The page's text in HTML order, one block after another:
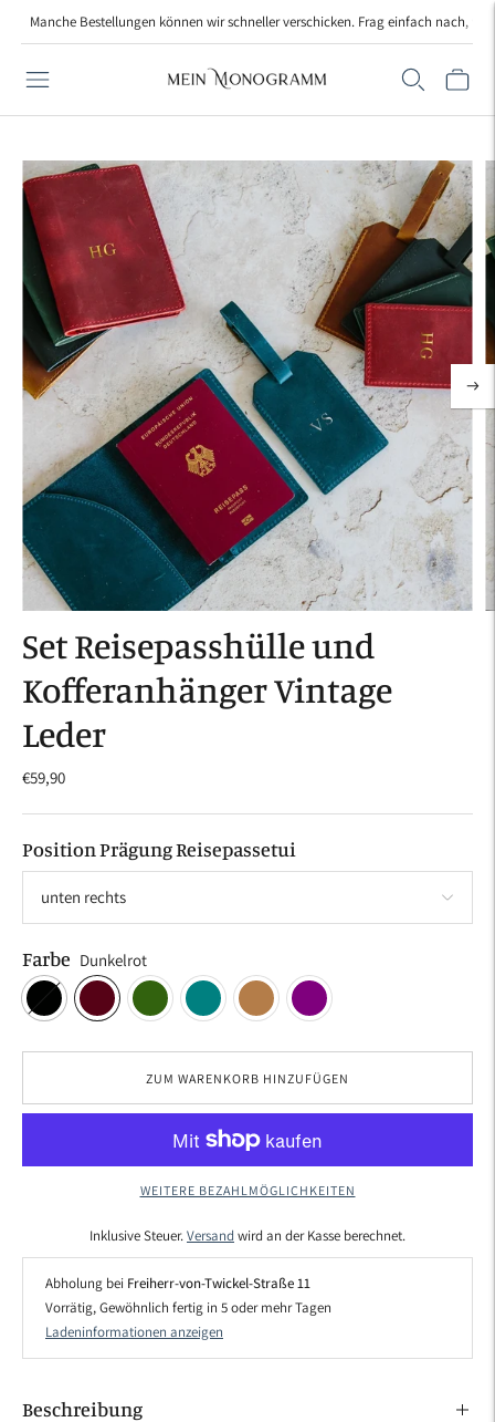
Manche Bestellungen können wir schneller verschicken. Frag einfach nach,
Set Reisepasshülle und
Kofferanhänger Vintage
Leder
€59,90
Position Prägung Reisepassetui
Farbe Dunkelrot
ZUM WARENKORB HINZUFÜGEN
WEITERE BEZAHLMÖGLICHKEITEN
Inklusive Steuer.Versand wird an der Kasse berechnet.
Abholung bei Freiherr-von-Twickel-Straße 11
Vorrätig, Gewöhnlich fertig in 5 oder mehr Tagen
Ladeninformationen anzeigen
Beschreibung